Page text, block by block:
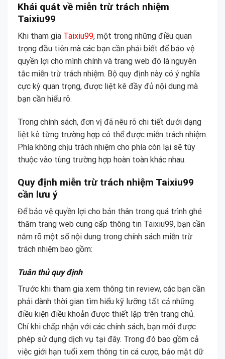
Khái quát về miễn trừ trách nhiệm
Taixiu99
Khi tham gia Taixiu99, một trong những điều quan
trọng đầu tiên mà các bạn cần phải biết để bảo vệ
quyền lợi cho mình chính và trang web đó là nguyên
tắc miễn trừ trách nhiệm. Bộ quy định này có ý nghĩa
cực kỳ quan trọng, được liệt kê đầy đủ nội dung mà
bạn cần hiểu rõ.
Trong chính sách, đơn vị đã nêu rõ chi tiết dưới dạng
liệt kê từng trường hợp có thể được miễn trách nhiệm.
Phía không chịu trách nhiệm cho phía còn lại sẽ tùy
thuộc vào tùng trường hợp hoàn toàn khác nhau.
Quy định miễn trừ trách nhiệm Taixiu99
cần lưu ý
Để bảo vệ quyền lợi cho bản thân trong quá trình ghé
thăm trang web cung cấp thông tin Taixiu99, bạn cần
nắm rõ một số nội dung trong chính sách miễn trừ
trách nhiệm bao gồm:
Tuân thủ quy định
Trước khi tham gia xem thông tin review, các bạn cần
phải dành thời gian tìm hiểu kỹ lưỡng tất cả những
điều kiện điều khoản được thiết lập trên trang chủ.
Chỉ khi chấp nhận với các chính sách, bạn mới được
phép sử dụng dịch vụ tại đây. Trong đó bao gồm cả
việc giới hạn tuổi xem thông tin cá cược, bảo mật dữ